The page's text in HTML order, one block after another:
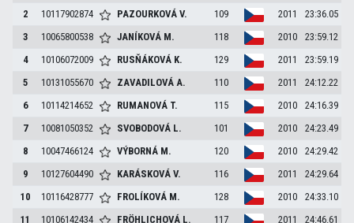
2
10117902874 PAZOURKOVÁV. 109 2011
23:36.05
3
10065800538 JANÍKOVÁ M. 118 2010
23:59.12
4
10106072009 RUSŇÁKOVÁ K. 129 2011
23:59.19
5
10131055670 ZAVADILOVÁA. 110 2011
24:12.22
6
10114214652 RUMANOVÁ T. 115 2010
24:16.39
7
10081050352 SVOBODOVÁ L. 101 2010
24:23.49
8
10047466124 VÝBORNÁ M. 120 2010
24:29.42
9
10127604490 KARÁSKOVÁV. 116 2011
24:29.64
10
10116428777 FROLÍKOVÁ M. 128 2010
24:33.10
11
10106142434 FRÖHLICHOVÁ L. 117 2011
24:46.61